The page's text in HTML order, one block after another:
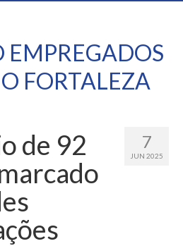
EMPREGADOS
FORTALEZA
7
JUN 2025
de 92